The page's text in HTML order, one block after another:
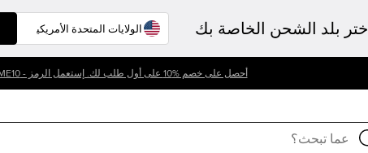
اختر بلد الشحن الخاصة بك
أحصل على خصم %10 على أول طلب لك. إستعمل الرمز - WELCOME10